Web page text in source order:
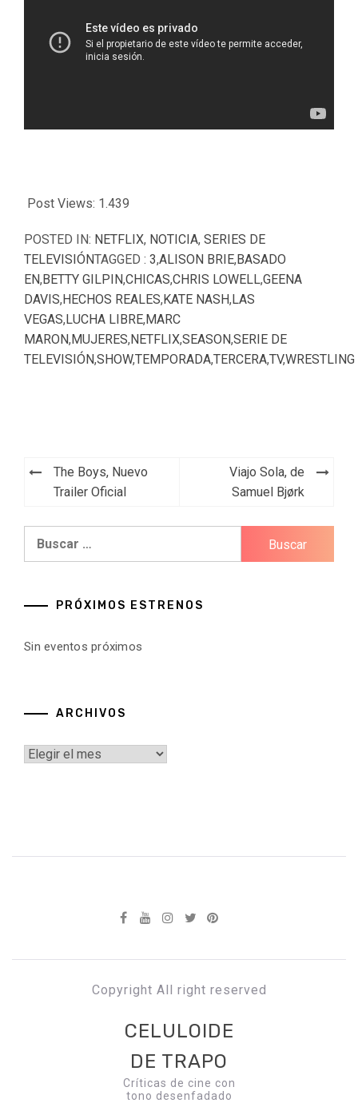
Post Views: 1.439
POSTED IN: NETFLIX, NOTICIA, SERIES DE
TELEVISIÓNTAGGED : 3,ALISON BRIE,BASADO
EN,BETTY GILPIN,CHICAS,CHRIS LOWELL,GEENA
DAVIS,HECHOS REALES,KATE NASH,LAS
VEGAS,LUCHA LIBRE,MARC
MARON,MUJERES,NETFLIX,SEASON,SERIE DE
TELEVISIÓN,SHOW,TEMPORADA,TERCERA,TV,WRESTLING
Navegación
entradas
The Boys, Nuevo
Trailer Oficial
Viajo Sola, de
Samuel Bjørk
PRÓXIMOS ESTRENOS
Sin eventos próximos
ARCHIVOS
Archivos
Copyright All right reserved
CELULOIDE
DE TRAPO
Críticas de cine con
tono desenfadado